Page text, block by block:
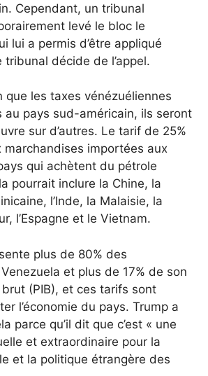
Cependant, un tribunal
levé le bloc le
lui a permis d’être appliqué
tribunal décide de l’appel.
que les taxes vénézuéliennes
au pays sud-américain, ils seront
sur d’autres. Le tarif de 25%
marchandises importées aux
qui achètent du pétrole
pourrait inclure la Chine, la
l’Inde, la Malaisie, la
l’Espagne et le Vietnam.
plus de 80% des
et plus de 17% de son
(PIB), et ces tarifs sont
l’économie du pays. Trump a
parce qu’il dit que c’est « une
et extraordinaire pour la
et la politique étrangère des